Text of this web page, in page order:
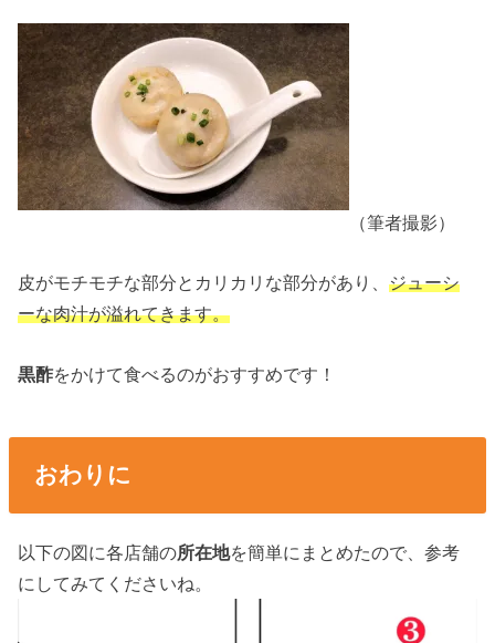
（筆者撮影）
皮がモチモチな部分とカリカリな部分があり、ジューシ
ーな肉汁が溢れてきます。
黒酢をかけて食べるのがおすすめです！
おわりに
以下の図に各店舗の所在地を簡単にまとめたので、参考
にしてみてくださいね。